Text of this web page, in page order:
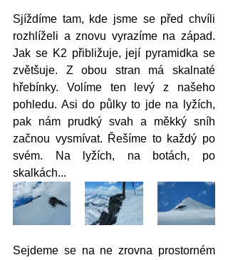
Sjíždíme tam, kde jsme se před chvíli
rozhlíželi a znovu vyrazíme na západ.
Jak se K2 přibližuje, její pyramidka se
zvětšuje. Z obou stran má skalnaté
hřebínky. Volíme ten levý z našeho
pohledu. Asi do půlky to jde na lyžích,
pak nám prudký svah a měkký sníh
začnou vysmívat. Řešíme to každý po
svém. Na lyžích, na botách, po
skalkách...
Sejdeme se na ne zrovna prostorném